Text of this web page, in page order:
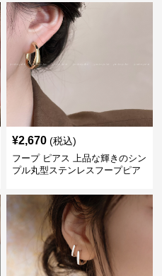
¥2,670 (税込)
フープ ピアス 上品な輝きのシン
プル丸型ステンレスフープピア